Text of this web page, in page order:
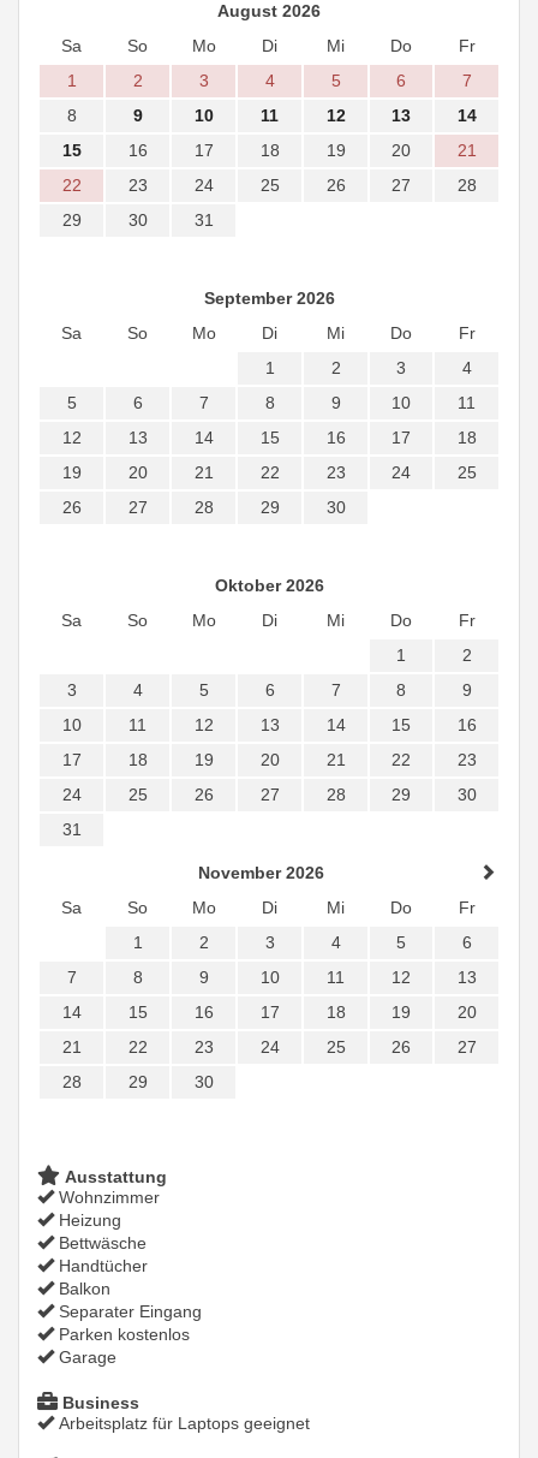
August 2026
Sa
So Mo Di Mi Do
Fr
1
2 3 4 5 6
7
8
9 10 11 12 13
14
15
16 17 18 19 20
21
22
23 24 25 26 27
28
29
30 31
September 2026
Sa
So Mo Di Mi Do
Fr
1
2 3
4
5
6 7 8 9 10
11
12
13 14 15 16 17
18
19
20 21 22 23 24
25
26
27 28 29 30
Oktober 2026
Sa
So Mo Di Mi Do
Fr
1
2
3
4 5 6 7 8
9
10
11 12 13 14 15
16
17
18 19 20 21 22
23
24
25 26 27 28 29
30
31
November 2026
Sa
So Mo Di Mi Do
Fr
1
2 3 4 5
6
7
8 9 10 11 12
13
14
15 16 17 18 19
20
21
22 23 24 25 26
27
28
29 30
Ausstattung
Wohnzimmer
Heizung
Bettwäsche
Handtücher
Balkon
Separater Eingang
Parken kostenlos
Garage
Business
Arbeitsplatz für Laptops geeignet